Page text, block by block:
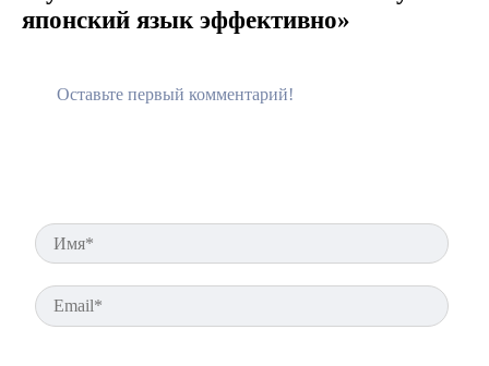
японский язык эффективно»